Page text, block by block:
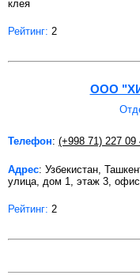
клея
Рейтинг: 2
ООО
Телефон: (+998 71) 227 09
Адрес: Узбекистан,
улица, дом 1, этаж 3,
Рейтинг: 2